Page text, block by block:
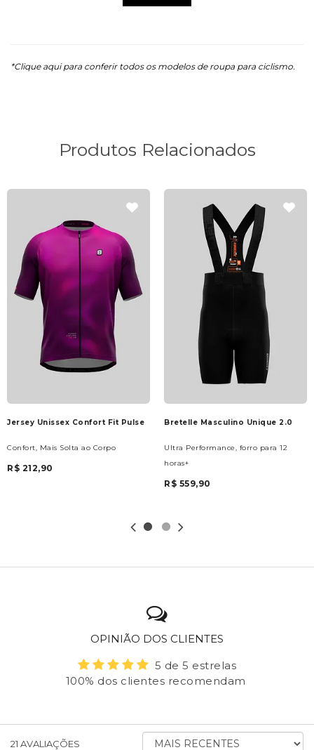
*Clique aqui para conferir todos os modelos de roupa para ciclismo.
Produtos Relacionados
Jersey Unissex Confort Fit Pulse
Confort, Mais Solta ao Corpo
R$ 212,90
Bretelle Masculino Unique 2.0
Ultra Performance, forro para 12
horas+
R$ 559,90
OPINIÃO DOS CLIENTES
5 de 5 estrelas
100% dos clientes recomendam
21 AVALIAÇÕES ORDENAR AVALIAÇÕES POR